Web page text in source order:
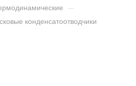
—
конденсатоотводчики